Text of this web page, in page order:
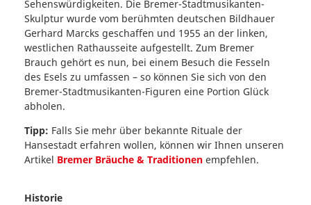
Sehenswürdigkeiten. Die Bremer-Stadtmusikanten-
Skulptur wurde vom berühmten deutschen Bildhauer
Gerhard Marcks geschaffen und 1955 an der linken,
westlichen Rathausseite aufgestellt. Zum Bremer
Brauch gehört es nun, bei einem Besuch die Fesseln
des Esels zu umfassen – so können Sie sich von den
Bremer-Stadtmusikanten-Figuren eine Portion Glück
abholen.
Tipp: Falls Sie mehr über bekannte Rituale der
Hansestadt erfahren wollen, können wir Ihnen unseren
Artikel Bremer Bräuche & Traditionen empfehlen.
Historie